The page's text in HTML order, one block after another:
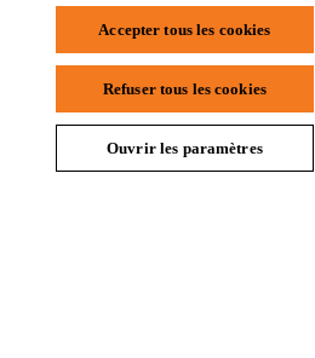
STIHL FAQ
L'Enregistrement
Accepter tous les cookies
Refuser tous les cookies
Ouvrir les paramètres